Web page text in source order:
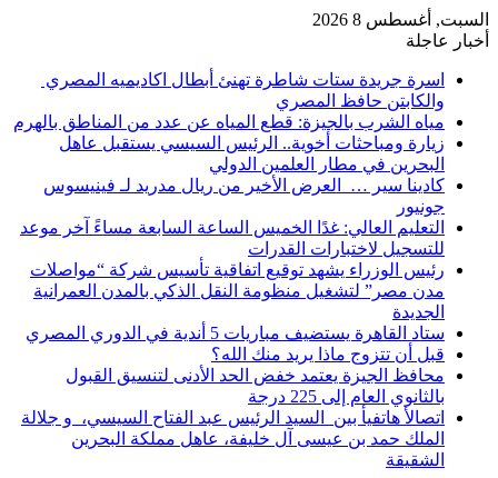
السبت, أغسطس 8 2026
أخبار عاجلة
اسرة جريدة ستات شاطرة تهنئ أبطال اكاديميه المصري
والكابتن حافظ المصري
مياه الشرب بالجيزة: قطع المياه عن عدد من المناطق بالهرم
زيارة ومباحثات أخوية.. الرئيس السيسي يستقبل عاهل
البحرين في مطار العلمين الدولي
كادينا سير … العرض الأخير من ريال مدريد لـ فينيسوس
جونيور
التعليم العالي: غدًا الخميس الساعة السابعة مساءً آخر موعد
للتسجيل لاختبارات القدرات
رئيس الوزراء يشهد توقيع اتفاقية تأسيس شركة “مواصلات
مدن مصر” لتشغيل منظومة النقل الذكي بالمدن العمرانية
الجديدة
ستاد القاهرة يستضيف مباريات 5 أندية في الدوري المصري
قبل أن تتزوج ماذا يريد منك الله؟
محافظ الجيزة يعتمد خفض الحد الأدنى لتنسيق القبول
بالثانوي العام إلى 225 درجة
اتصالأ هاتفيأ بين السيد الرئيس عبد الفتاح السيسي، و جلالة
الملك حمد بن عيسى آل خليفة، عاهل مملكة البحرين
الشقيقة